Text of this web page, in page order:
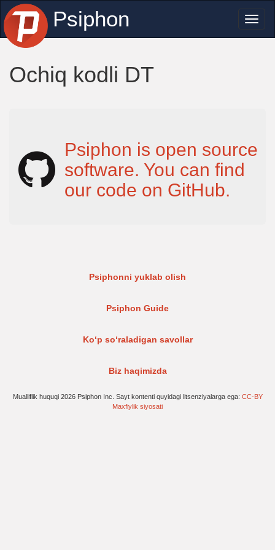
Psiphon
Ochiq kodli DT
Psiphon is open source
software. You can find
our code on GitHub.
Psiphonni yuklab olish
Psiphon Guide
Ko‘p so‘raladigan savollar
Biz haqimizda
Mualliflik huquqi 2026 Psiphon Inc. Sayt kontenti quyidagi litsenziyalarga ega: CC-BY
Maxfiylik siyosati